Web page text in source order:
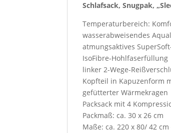
Schlafsack, Snugpak,
Temperaturbereich:
wasserabweisendes
atmungsaktives
IsoFibre-Hohlfaserfüllung
linker 2-Wege-
Kopfteil in Kapuzenform
gefütterter Wärmekragen
Packsack mit 4
Packmaß: ca. 30 x 26 cm
Maße: ca. 220 x 80/ 42 cm